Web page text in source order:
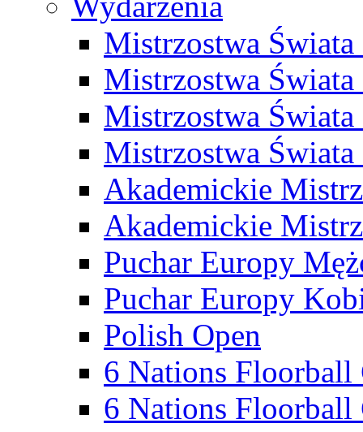
Mistrzostwa
Mistrzostwa
Mistrzostwa
Mistrzostwa
Akademickie
Akademickie
Puchar Europy
Puchar Europy
Polish Open
6 Nations Floorball
6 Nations Floorball